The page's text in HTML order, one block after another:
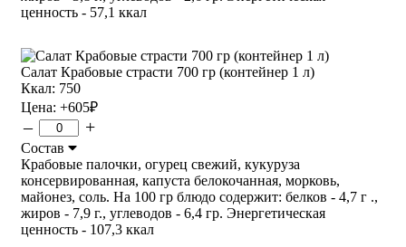
ценность - 57,1 ккал
Салат Крабовые страсти 700 гр (контейнер 1 л)
Ккал: 750
Цена: +605₽
– +
Состав
Крабовые палочки, огурец свежий, кукуруза
консервированная, капуста белокочанная, морковь,
майонез, соль. На 100 гр блюдо содержит: белков - 4,7 г .,
жиров - 7,9 г., углеводов - 6,4 гр. Энергетическая
ценность - 107,3 ккал